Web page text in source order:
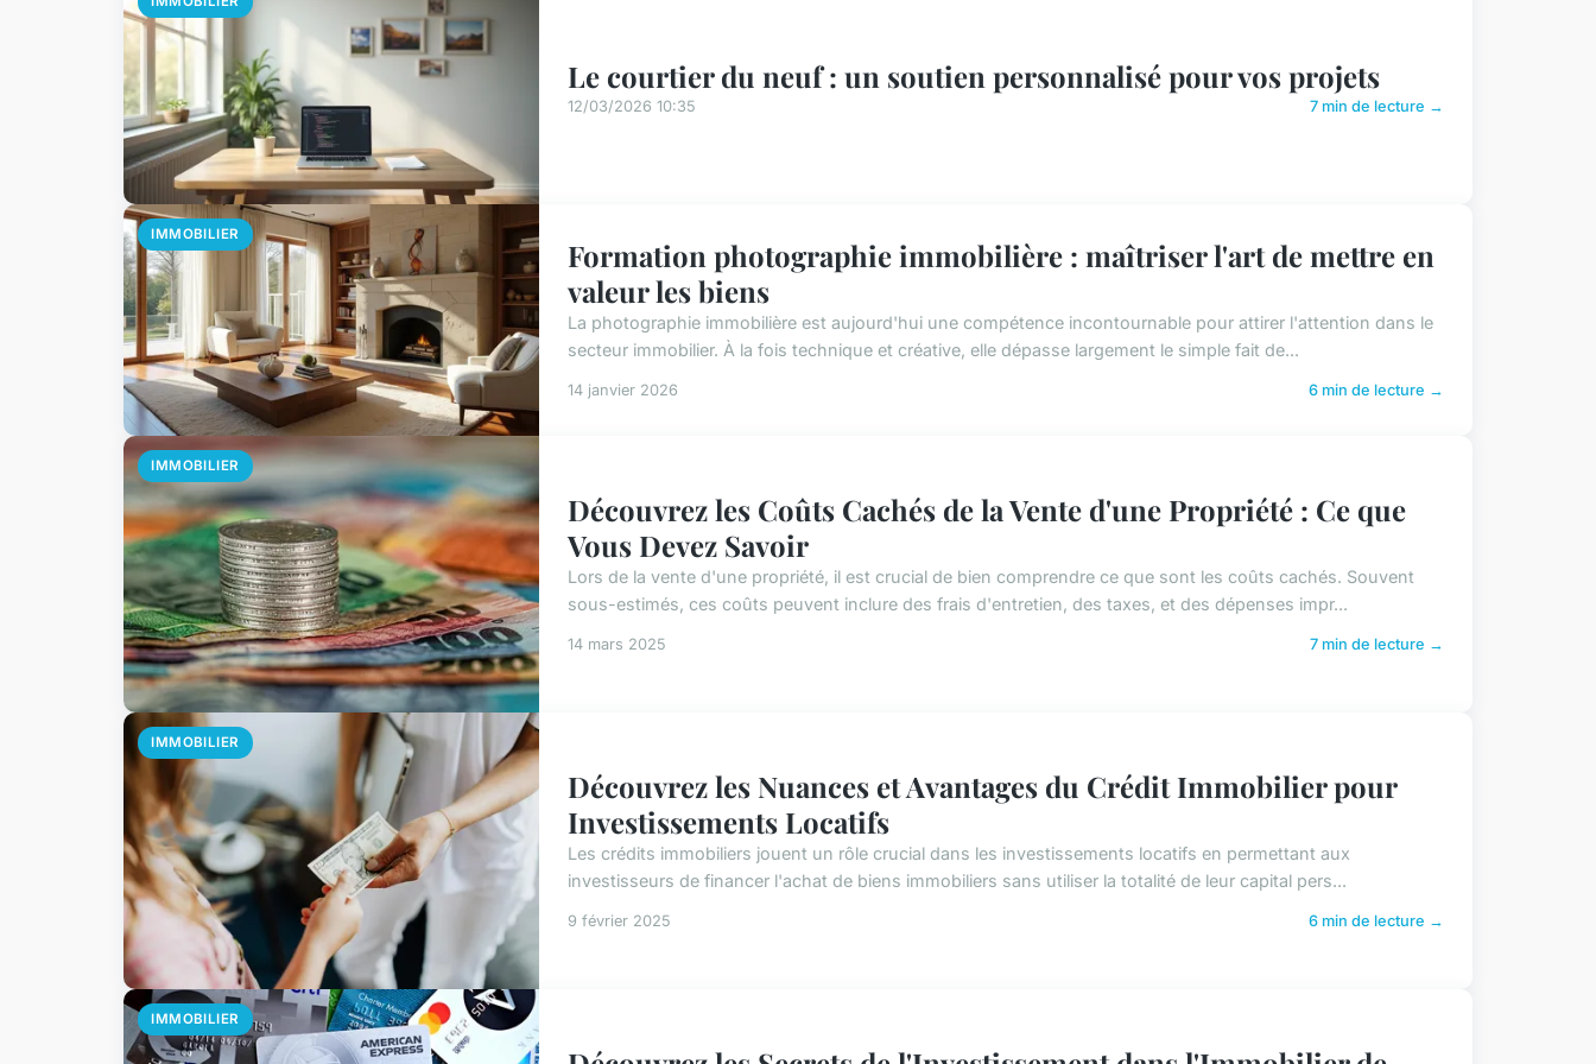
Le courtier du neuf : un soutien personnalisé pour vos projets
12/03/2026 10:35 7 min de lecture →
IMMOBILIER
Formation photographie immobilière : maîtriser l'art de mettre en
valeur les biens
La photographie immobilière est aujourd'hui une compétence incontournable pour attirer l'attention dans le
secteur immobilier. À la fois technique et créative, elle dépasse largement le simple fait de...
14 janvier 2026 6 min de lecture →
IMMOBILIER
Découvrez les Coûts Cachés de la Vente d'une Propriété : Ce que
Vous Devez Savoir
Lors de la vente d'une propriété, il est crucial de bien comprendre ce que sont les coûts cachés. Souvent
sous-estimés, ces coûts peuvent inclure des frais d'entretien, des taxes, et des dépenses impr...
14 mars 2025 7 min de lecture →
IMMOBILIER
Découvrez les Nuances et Avantages du Crédit Immobilier pour
Investissements Locatifs
Les crédits immobiliers jouent un rôle crucial dans les investissements locatifs en permettant aux
investisseurs de financer l'achat de biens immobiliers sans utiliser la totalité de leur capital pers...
9 février 2025 6 min de lecture →
IMMOBILIER